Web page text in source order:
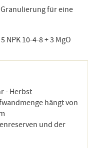
Granulierung für eine
NPK 10-4-8 + 3 MgO
- Herbst
hängt von
und der